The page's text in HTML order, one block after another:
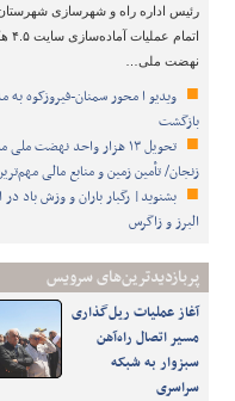
رئیس اداره راه و شهرسازی شهرستان
اتمام
نهضت ملی…
ویدیو ا محور سمنان-فیروزکوه
بازگشت
تحویل ۱۳ هزار واحد نهضت
زنجان/ تأمین زمین و منابع مالی
بشنوید| رگبار باران و وزش باد در
البرز و زاگرس
پربازدیدترین‌های سرویس
آغاز عملیات ریل‌گذاری
مسیر اتصال راه‌آهن
سبزوار به شبکه
سراسری